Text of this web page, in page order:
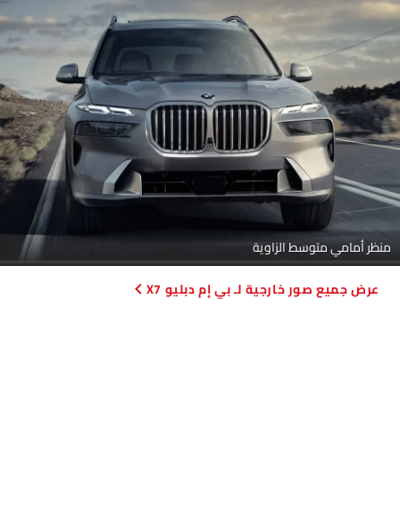
منظر أمامي متوسط الزاوية
صور خارجية لـ بي إم دبليو X7